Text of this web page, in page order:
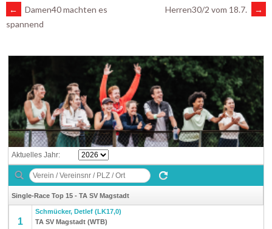
ARTIKEL-
NAVIGATION
←
Damen40 machten es
spannend
Herren30/2 vom 18.7. →